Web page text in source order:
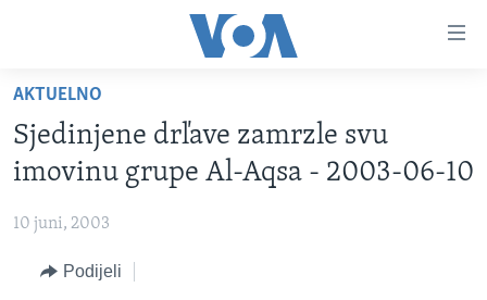
glavni
sadržaj
Pređi
na
glavnu
navigaciju
TV PROGRAM
VIDEO
FOTOGRAFIJE DANA
VIJESTI
SJEDINJENE AMERIČKE DRŽAVE
NAUKA I TEHNOLOGIJA
AKTUELNO
Sjedinjene drľave zamrzle svu
imovinu grupe Al-Aqsa - 2003-06-10
10 juni, 2003
Podijeli